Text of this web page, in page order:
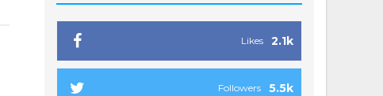
2.1k
Likes
5.5k
Followers